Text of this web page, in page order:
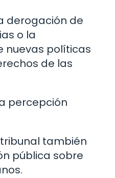
derogación de
o la
nuevas políticas
de las
percepción
también
pública sobre